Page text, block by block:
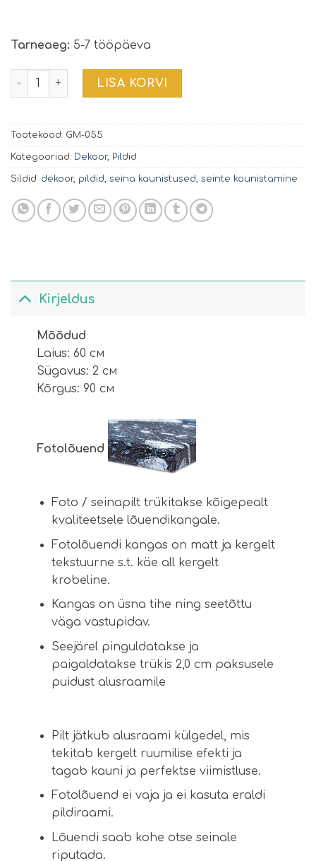
Tarneaeg: 5-7 tööpäeva
Seinapilt | GM-055 | kogus
LISA KORVI
Tootekood: GM-055
Kategooriad: Dekoor, Pildid
Sildid: dekoor, pildid seina kaunistused seinte kaunistamine
Kirjeldus
Mõõdud
Laius: 60 см
Sügavus: 2 см
Kõrgus: 90 см
Fotolõuend
Foto / seinapilt trükitakse kõigepealt
kvaliteetsele lõuendikangale.
Fotolõuendi kangas on matt ja kergelt
tekstuurne s.t. käe all kergelt
krobeline.
Kangas on üsna tihe ning seetõttu
väga vastupidav.
Seejärel pinguldatakse ja
paigaldatakse trükis 2,0 cm paksusele
puidust alusraamile
Pilt jätkub alusraami külgedel, mis
tekitab kergelt ruumilise efekti ja
tagab kauni ja perfektse viimistluse.
Fotolõuend ei vaja ja ei kasuta eraldi
pildiraami.
Lõuendi saab kohe otse seinale
riputada.